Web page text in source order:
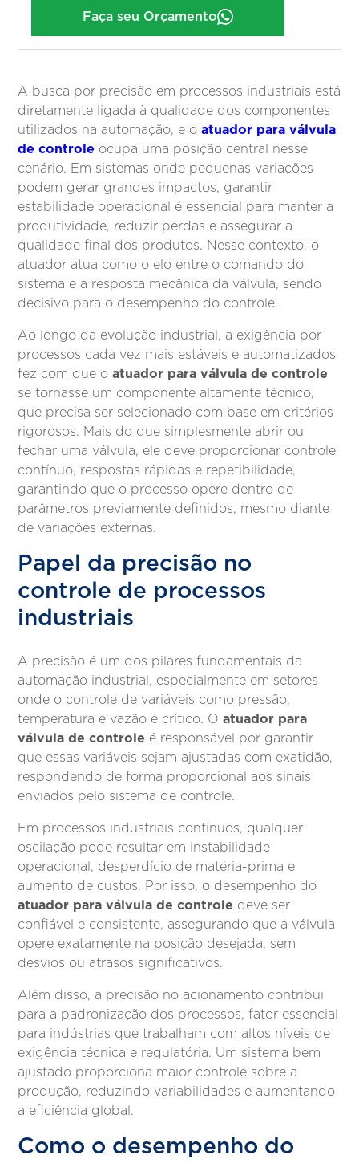
Faça seu Orçamento
A busca por precisão em processos industriais está
diretamente ligada à qualidade dos componentes
utilizados na automação, e oatuador para válvula
de controle ocupa uma posição central nesse
cenário. Em sistemas onde pequenas variações
podem gerar grandes impactos, garantir
estabilidade operacional é essencial para manter a
produtividade, reduzir perdas e assegurar a
qualidade final dos produtos. Nesse contexto, o
atuador atua como o elo entre o comando do
sistema e a resposta mecânica da válvula, sendo
decisivo para o desempenho do controle.
Ao longo da evolução industrial, a exigência por
processos cada vez mais estáveis e automatizados
fez com que oatuador para válvula de controle
se tornasse um componente altamente técnico,
que precisa ser selecionado com base em critérios
rigorosos. Mais do que simplesmente abrir ou
fechar uma válvula, ele deve proporcionar controle
contínuo, respostas rápidas e repetibilidade,
garantindo que o processo opere dentro de
parâmetros previamente definidos, mesmo diante
de variações externas.
Papel da precisão no
controle de processos
industriais
A precisão é um dos pilares fundamentais da
automação industrial, especialmente em setores
onde o controle de variáveis como pressão,
temperatura e vazão é crítico. Oatuador para
válvula de controle é responsável por garantir
que essas variáveis sejam ajustadas com exatidão,
respondendo de forma proporcional aos sinais
enviados pelo sistema de controle.
Em processos industriais contínuos, qualquer
oscilação pode resultar em instabilidade
operacional, desperdício de matéria-prima e
aumento de custos. Por isso, o desempenho do
atuador para válvula de controle deve ser
confiável e consistente, assegurando que a válvula
opere exatamente na posição desejada, sem
desvios ou atrasos significativos.
Além disso, a precisão no acionamento contribui
para a padronização dos processos, fator essencial
para indústrias que trabalham com altos níveis de
exigência técnica e regulatória. Um sistema bem
ajustado proporciona maior controle sobre a
produção, reduzindo variabilidades e aumentando
a eficiência global.
Como o desempenho do